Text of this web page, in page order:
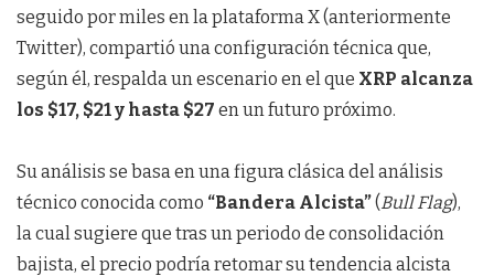
seguido por miles en la plataforma X (anteriormente
Twitter), compartió una configuración técnica que,
según él, respalda un escenario en el que XRP alcanza
los $17, $21 y hasta $27 en un futuro próximo.
Su análisis se basa en una figura clásica del análisis
técnico conocida como “Bandera Alcista”(Bull Flag),
la cual sugiere que tras un periodo de consolidación
bajista, el precio podría retomar su tendencia alcista